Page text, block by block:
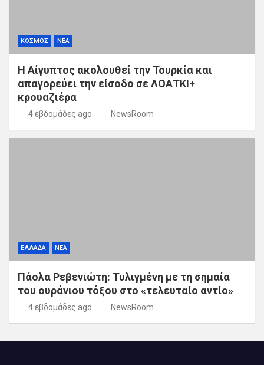
ΚΟΣΜΟΣ ΝΕΑ
Η Αίγυπτος ακολουθεί την Τουρκία και
απαγορεύει την είσοδο σε ΛΟΑΤΚΙ+
κρουαζιέρα
4 εβδομάδες ago NewsRoom
ΕΛΛΑΔΑ ΝΕΑ
Πάολα Ρεβενιώτη: Τυλιγμένη με τη σημαία
του ουράνιου τόξου στο «τελευταίο αντίο»
4 εβδομάδες ago NewsRoom